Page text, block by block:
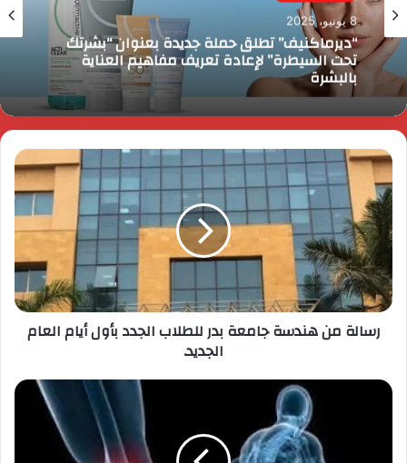
8 يونيو، 2025
“ديرماكنيف” تطلق حملة جديدة بعنوان “بشرتك
تحت السيطرة” لإعادة تعريف مفاهيم العناية
بالبشرة
رسالة من هندسة جامعة بدر للطلاب الجدد بأول أيام العام
الجديد.